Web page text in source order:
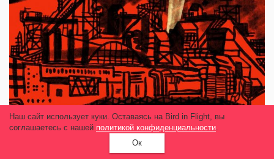
Наш сайт использует куки. Оставаясь на Bird in Flight, вы
соглашаетесь с нашей политикой конфиденциальности.
Ок